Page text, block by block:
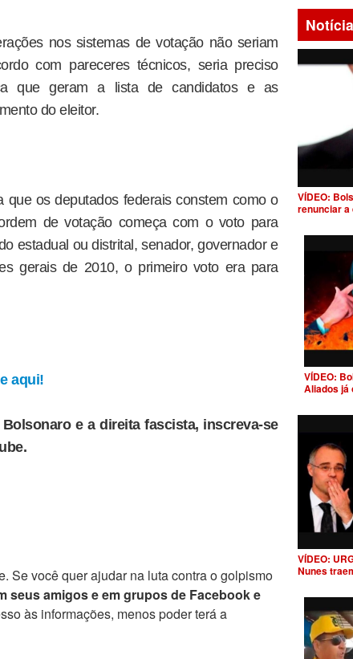
nos sistemas de votação não seriam
com pareceres técnicos, seria preciso
que geram a lista de candidatos e as
do eleitor.
os deputados federais constem como o
de votação começa com o voto para
estadual ou distrital, senador, governador e
gerais de 2010, o primeiro voto era para
aqui!
e a direita fascista, inscreva-se
Se você quer ajudar na luta contra o golpismo
seus amigos e em grupos de Facebook e
às informações, menos poder terá a
VÍDEO:
renunciar a
VÍDEO:
Aliados já
VÍDEO:
Nunes